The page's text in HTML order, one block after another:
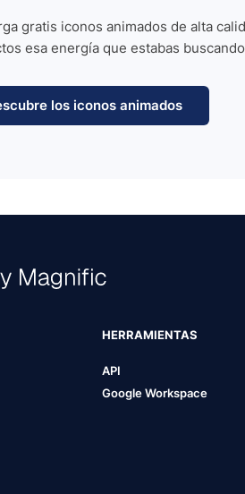
gratis iconos animados de alta
esa energía que estabas
los iconos animados
HERRAMIENTAS
API
Google Workspace